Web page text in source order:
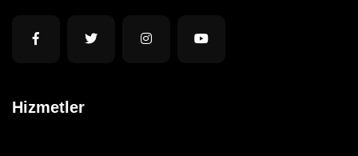
Hizmetler